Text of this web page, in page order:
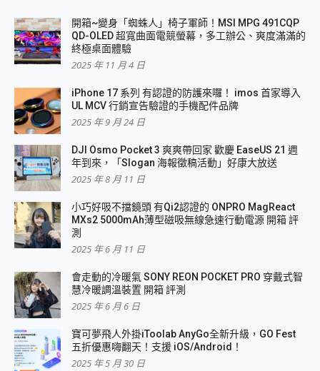
開箱~變身「蜘蛛人」椅子軍師！MSI MPG 491CQP
QD-OLED 超寬曲面電競螢幕，多工辦公、爽度滿滿的
終極桌面體驗
2025 年 11 月 4 日
iPhone 17 系列 有認證的防護來囉！ imos 首家導入
UL MCV 行銷宣告驗證的手機配件品牌
2025 年 9 月 24 日
DJI Osmo Pocket 3 爽爽帶回家 歡慶 EaseUS 21 週
年到來，「Slogan 海報徵稿活動」好康大放送
2025 年 8 月 11 日
小巧好吸不擋鏡頭 有Qi2認證的 ONPRO MagReact
MXs2 5000mAh薄型磁吸無線急速行動電源 開箱 評
測
2025 年 6 月 11 日
會走動的冷暖氣 SONY REON POCKET PRO 穿戴式智
慧冷暖調溫裝置 開箱 評測
2025 年 6 月 6 日
寶可夢飛人外掛iToolab AnyGo全新升級，GO Fest
五折優惠嗨翻天！支援 iOS/Android！
2025 年 5 月 30 日